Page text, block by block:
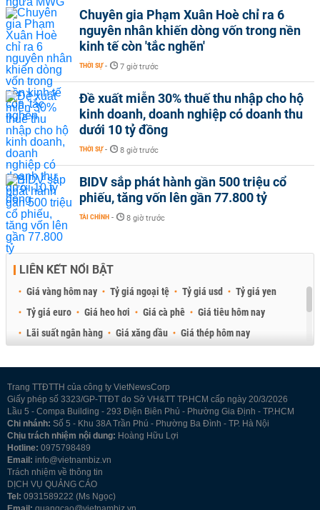
Chuyên gia Phạm Xuân Hoè chỉ ra 6
nguyên nhân khiến dòng vốn trong nền
kinh tế còn 'tắc nghẽn'
THỜI SỰ - 7 giờ trước
Đề xuất miễn 30% thuế thu nhập cho hộ
kinh doanh, doanh nghiệp có doanh thu
dưới 10 tỷ đồng
THỜI SỰ - 8 giờ trước
BIDV sắp phát hành gần 500 triệu cổ
phiếu, tăng vốn lên gần 77.800 tỷ
TÀI CHÍNH - 8 giờ trước
LIÊN KẾT NỔI BẬT
Giá vàng hôm nay Tỷ giá ngoại tệ Tỷ giá usd
Tỷ giá yen
Tỷ giá euro
Giá heo hơi Giá cà phê
Giá tiêu hôm nay
Lãi suất ngân hàng
Giá xăng dầu
Giá thép hôm nay
Trang TTĐTTH của công ty VietNewsCorp
Giấy phép số 3323/GP-TTĐT do Sở VH&TT TP.HCM cấp ngày 20/3/2026
Lầu 5 - Compa Building - 293 Điện Biên Phủ - Phường Gia Định - TP.HCM
Chi nhánh: Số 5 - Khu 38A Trần Phú - Phường Ba Đình - TP. Hà Nội
Chịu trách nhiệm nội dung: Hoàng Hữu Lợi
Hotline: 0975798489
Email: info@vietnambiz.vn
Trách nhiệm về thông tin
DỊCH VỤ QUẢNG CÁO
Tel: 0931589222 (Ms Ngọc)